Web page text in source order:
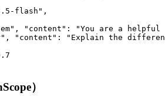
flash",
"content": "You are a helpful
"content": "Explain the
）